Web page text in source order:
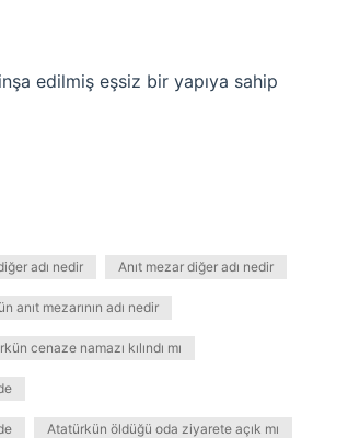
edilmiş eşsiz bir yapıya sahip
adı nedir Anıt mezar diğer adı nedir
anıt mezarının adı nedir
cenaze namazı kılındı mı
Atatürkün öldüğü oda ziyarete açık mı